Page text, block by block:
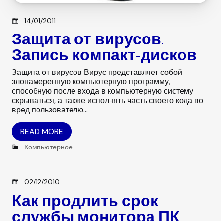
Posted on
14/01/2011
Защита от вирусов.
Запись компакт-дисков
Защита от вирусов Вирус представляет собой
злонамеренную компьютерную про­грамму,
способную после входа в компьютерную систему
скры­ваться, а также исполнять часть своего кода во
вред пользователю…
READ MORE
C
t
g
r
Компьютерное
Posted on
02/12/2010
Как продлить срок
службы монитора ПК